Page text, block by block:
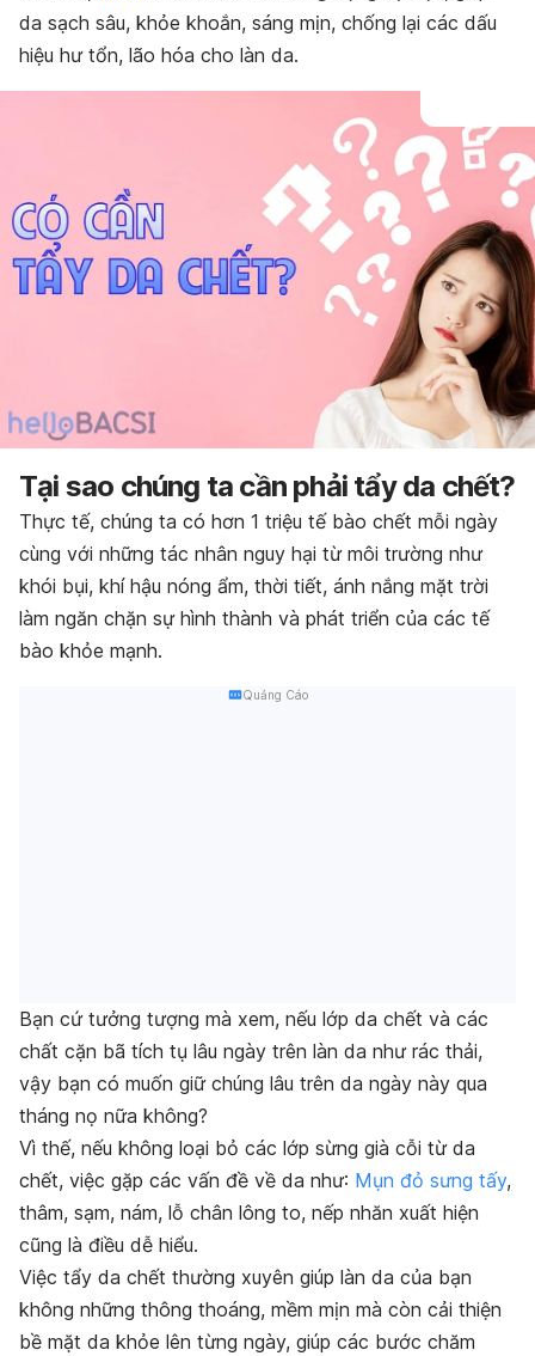
da sạch sâu, khỏe khoắn, sáng mịn, chống lại các dấu
hiệu hư tổn, lão hóa cho làn da.
Tại sao chúng ta cần phải tẩy da chết?
Thực tế, chúng ta có hơn 1 triệu tế bào chết mỗi ngày
cùng với những tác nhân nguy hại từ môi trường như
khói bụi, khí hậu nóng ẩm, thời tiết, ánh nắng mặt trời
làm ngăn chặn sự hình thành và phát triển của các tế
bào khỏe mạnh.
Quảng Cáo
Bạn cứ tưởng tượng mà xem, nếu lớp da chết và các
chất cặn bã tích tụ lâu ngày trên làn da như rác thải,
vậy bạn có muốn giữ chúng lâu trên da ngày này qua
tháng nọ nữa không?
Vì thế, nếu không loại bỏ các lớp sừng già cỗi từ da
chết, việc gặp các vấn đề về da như: Mụn đỏ sưng tấy,
thâm, sạm, nám, lỗ chân lông to, nếp nhăn xuất hiện
cũng là điều dễ hiểu.
Việc tẩy da chết thường xuyên giúp làn da của bạn
không những thông thoáng, mềm mịn mà còn cải thiện
bề mặt da khỏe lên từng ngày, giúp các bước chăm